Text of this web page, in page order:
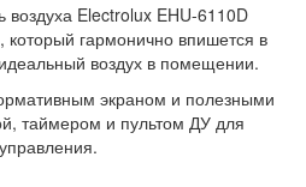
воздуха Electrolux EHU-6110D
гармонично впишется в
воздух в помещении.
экраном и полезными
таймером и пультом ДУ для